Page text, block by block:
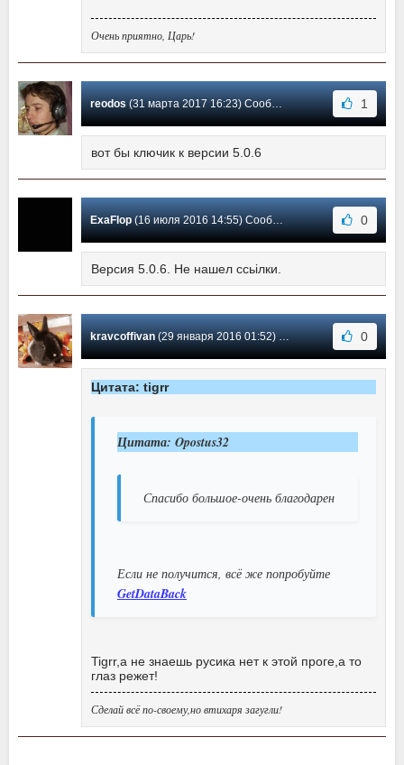
Очень приятно, Царь!
reodos(31 марта 2017 16:23) Сообщение #14 1
вот бы ключик к версии 5.0.6
ExaFlop(16 июля 2016 14:55) Сообщение #13 0
Версия 5.0.6. Не нашел ссьiлки.
kravcoffivan(29 января 2016 01:52) Сообщение #12 0
Цитата: tigrr
Цитата: Opostus32
Спасибо большое-очень благодарен
Если не получится, всё же попробуйте
GetDataBack
Tigrr,а не знаешь русика нет к этой проге,а то
глаз режет!
Сделай всё по-своему,но втихаря загугли!